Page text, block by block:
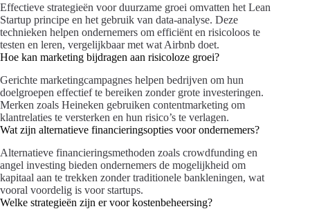
Effectieve strategieën voor duurzame groei omvatten het Lean
Startup principe en het gebruik van data-analyse. Deze
technieken helpen ondernemers om efficiënt en risicoloos te
testen en leren, vergelijkbaar met wat Airbnb doet.
Hoe kan marketing bijdragen aan risicoloze groei?
Gerichte marketingcampagnes helpen bedrijven om hun
doelgroepen effectief te bereiken zonder grote investeringen.
Merken zoals Heineken gebruiken contentmarketing om
klantrelaties te versterken en hun risico’s te verlagen.
Wat zijn alternatieve financieringsopties voor ondernemers?
Alternatieve financieringsmethoden zoals crowdfunding en
angel investing bieden ondernemers de mogelijkheid om
kapitaal aan te trekken zonder traditionele bankleningen, wat
vooral voordelig is voor startups.
Welke strategieën zijn er voor kostenbeheersing?